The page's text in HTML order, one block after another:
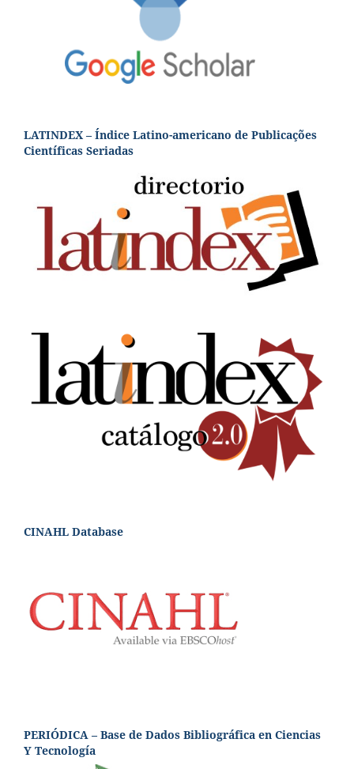
LATINDEX – Índice Latino-americano de Publicações
Científicas Seriadas
CINAHL Database
PERIÓDICA – Base de Dados Bibliográfica en Ciencias
Y Tecnología